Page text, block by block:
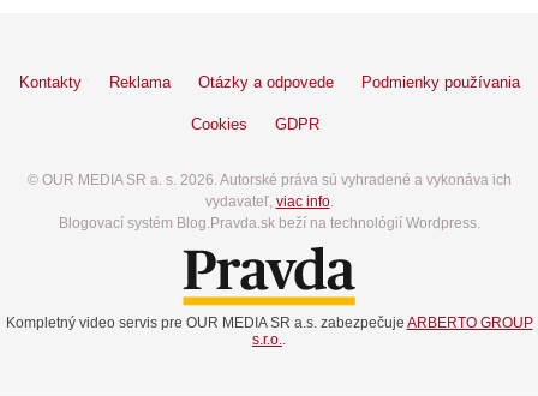
Kontakty Reklama Otázky a odpovede Podmienky používania
Cookies GDPR
© OUR MEDIA SR a. s. 2026. Autorské práva sú vyhradené a vykonáva ich
vydavateľ, viac info.
Blogovací systém Blog.Pravda.sk beží na technológií Wordpress.
Kompletný video servis pre OUR MEDIA SR a.s. zabezpečuje ARBERTO GROUP
s.r.o..